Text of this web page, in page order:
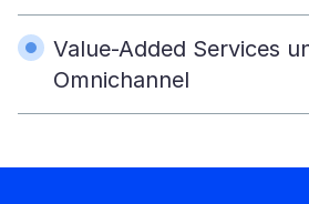
Value-Added Services
Omnichannel